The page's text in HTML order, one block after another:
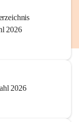
2026
2026